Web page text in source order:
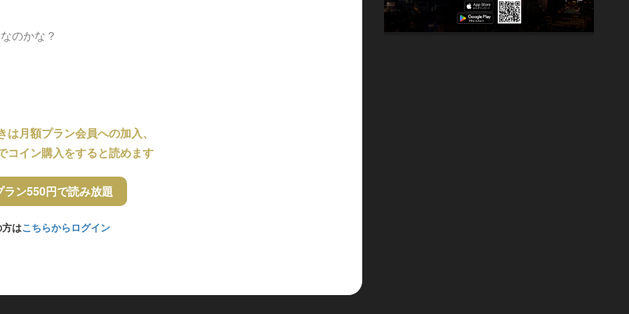
のかな？
は月額プラン会員への加入、
コイン購入をすると読めます
ラン550円で読み放題
はこちらからログイン